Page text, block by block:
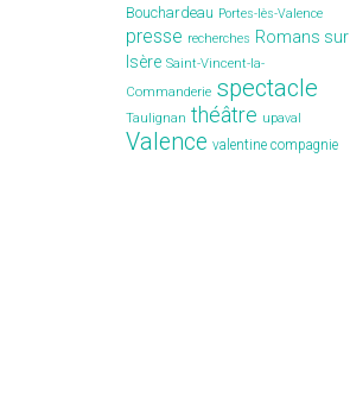
Bouchardeau Portes-lès-Valence
presse recherches Romans sur
Isère Saint-Vincent-la-
Commanderie spectacle
Taulignan théâtre upaval
Valence valentine compagnie